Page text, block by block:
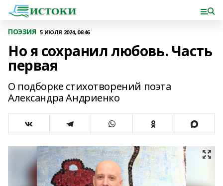
ПОЭЗИЯ 5 ИЮЛЯ 2024, 06:46
Но я сохранил любовь. Часть
первая
О подборке стихотворений поэта
Александра Андриенко